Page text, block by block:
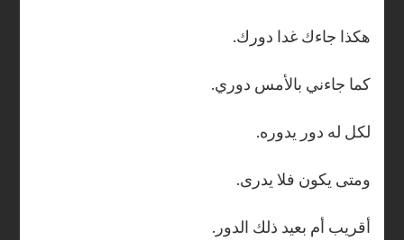
.هكذا جاءك غدا دورك
.كما جاءني بالأمس دوري
.لكل له دور يدوره
.ومتى يكون فلا يدرى
.أقريب أم بعيد ذلك الدور